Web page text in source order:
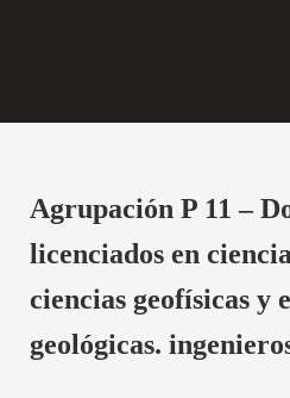
Agrupación P 11 –
licenciados en
ciencias geofísicas y
geológicas.